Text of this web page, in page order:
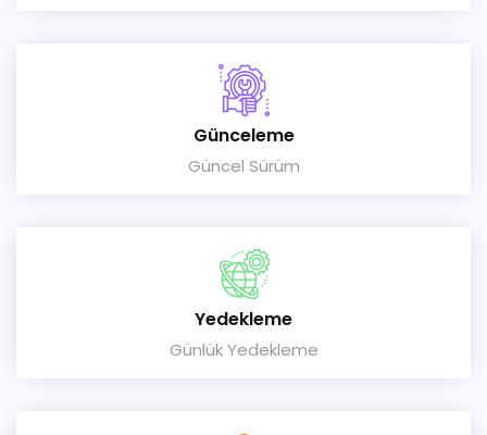
Günceleme
Güncel Sürüm
Yedekleme
Günlük Yedekleme